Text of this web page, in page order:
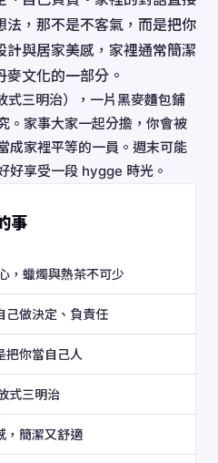
法，那不是不客氣，而是把你
計與居家美感，家裡通常簡潔
文化的一部分。
三明治），一片黑麥麵包鋪
。家事大家一起分擔，你會被
成家裡平等的一員。週末可能
好享受一段 hygge 時光。
事
，蠟燭與熱茶不可少
己做決定、負責任
把你當自己人
式三明治
，簡潔又舒適